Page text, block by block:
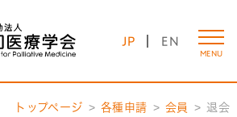
JP EN
MENU
トップページ 各種申請 会員 退会